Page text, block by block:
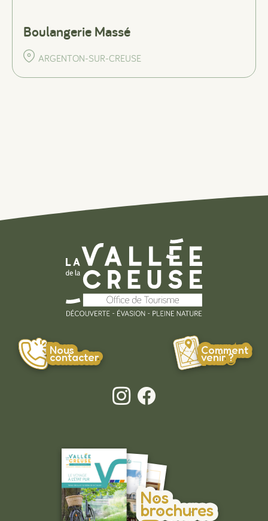
Boulangerie Massé
ARGENTON-SUR-CREUSE
Nous
contacter
Comment
venir ?
Nos
brochures